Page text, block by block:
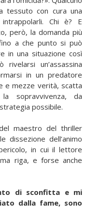
tessuto con cura una
Chi è? E
però, la domanda più
a che punto si può
in una situazione così
un’assassina
in un predatore
e mezze verità, scatta
sopravvivenza, da
possibile.
maestro del thriller
dissezione dell’animo
in cui il lettore
riga, e forse anche
di sconfitta e mi
dalla fame, sono